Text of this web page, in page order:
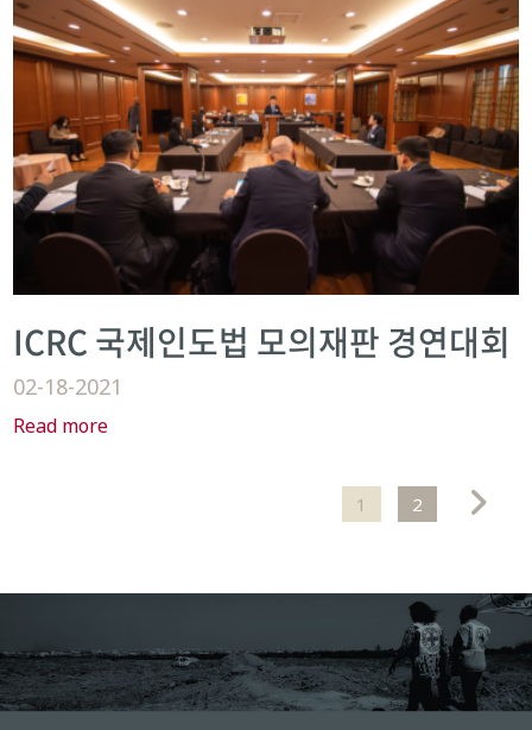
ICRC 국제인도법 모의재판 경연대회
02-18-2021
Read more
1 2